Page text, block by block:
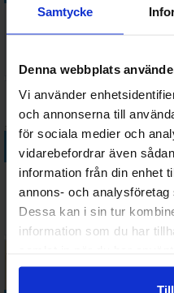
Samtycke
Denna webbplats
Vi använder
och annonserna till
för sociala medier och
vidarebefordrar även
information från din enhet
annons- och
Dessa kan i sin tur
information som du har
Myrstacken
Brädspel
268 SEK 2026-09-30
Monopoly
Brädspel
388 SEK I
Köp
Ego Emotions
- NORSK
459 SEK I lager:
Köp
Alle mot Alle
Frågesporter
659 SEK I